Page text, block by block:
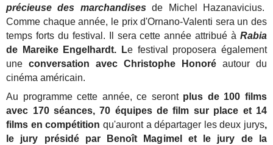
précieuse des marchandises de Michel Hazanavicius.
Comme chaque année, le prix d'Ornano-Valenti sera un des
temps forts du festival. Il sera cette année attribué à Rabia
de Mareike Engel­hardt. Le festival proposera également
une conversation avec Christophe Honoré autour du
cinéma américain.
Au programme cette année, ce seront plus de 100 films
avec 170 séances, 70 équipes de film sur place et 14
films en compétition qu'auront a départager les deux jurys,
le jury présidé par Benoît Magimel et le jury de la